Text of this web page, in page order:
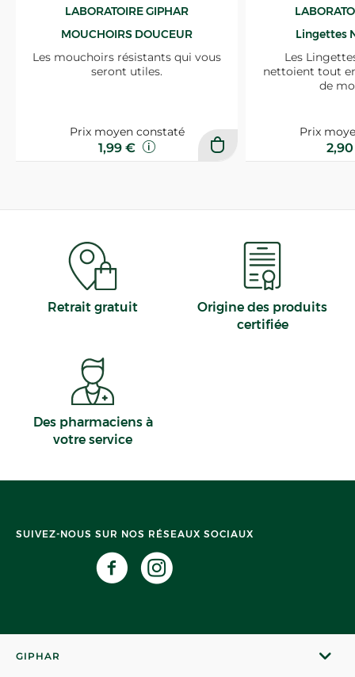
LABORATOIRE GIPHAR
MOUCHOIRS DOUCEUR
Les mouchoirs résistants qui vous
seront utiles.
Prix moyen constaté
1,99 €
Lingettes
Les
nettoient tout
de
Prix
Retrait gratuit
Origine des produits
certifiée
Des pharmaciens à
votre service
SUIVEZ-NOUS SUR NOS RÉSEAUX SOCIAUX
GIPHAR